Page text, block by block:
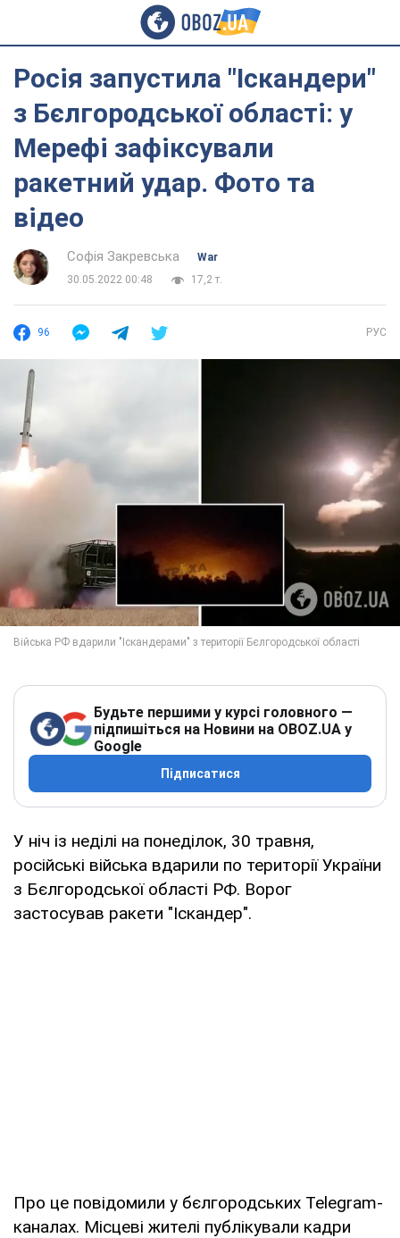
Росія запустила "Іскандери"
з Бєлгородської області: у
Мерефі зафіксували
ракетний удар. Фото та
відео
Софія Закревська
War
30.05.2022 00:48
17,2 т.
96 РУС
Будьте першими у курсі головного —
підпишіться на Новини на OBOZ.UA у
Google
Підписатися
У ніч із неділі на понеділок, 30 травня,
російські війська вдарили по території України
з Бєлгородської області РФ. Ворог
застосував ракети "Іскандер".
Про це повідомили у бєлгородських Telegram-
каналах. Місцеві жителі публікували кадри